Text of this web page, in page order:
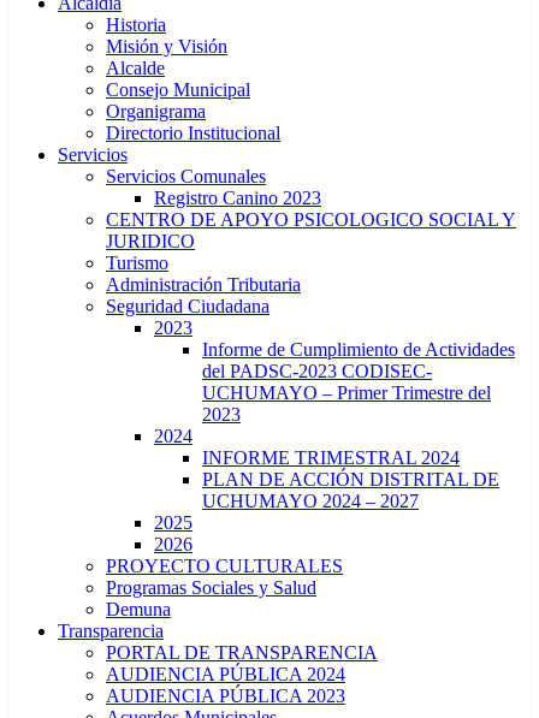
Historia
Misión y Visión
Alcalde
Consejo Municipal
Organigrama
Directorio Institucional
Servicios
Servicios Comunales
Registro Canino 2023
CENTRO DE APOYO PSICOLOGICO SOCIAL Y
JURIDICO
Turismo
Administración Tributaria
Seguridad Ciudadana
2023
Informe de Cumplimiento de Actividades
del PADSC-2023 CODISEC-
UCHUMAYO – Primer Trimestre del
2023
2024
INFORME TRIMESTRAL 2024
PLAN DE ACCIÓN DISTRITAL DE
UCHUMAYO 2024 – 2027
2025
2026
PROYECTO CULTURALES
Programas Sociales y Salud
Demuna
Transparencia
PORTAL DE TRANSPARENCIA
AUDIENCIA PÚBLICA 2024
AUDIENCIA PÚBLICA 2023